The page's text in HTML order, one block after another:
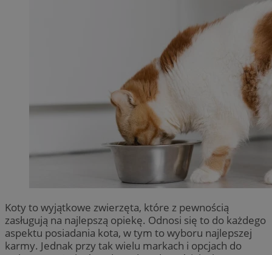
Koty to wyjątkowe zwierzęta, które z pewnością
zasługują na najlepszą opiekę. Odnosi się to do każdego
aspektu posiadania kota, w tym to wyboru najlepszej
karmy. Jednak przy tak wielu markach i opcjach do